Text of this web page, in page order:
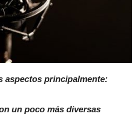
aspectos principalmente:
un poco más diversas